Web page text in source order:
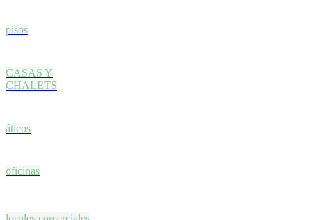
pisos
CASAS Y
CHALETS
áticos
oficinas